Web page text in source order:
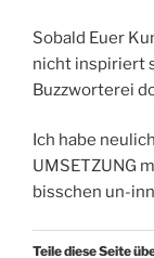
Sobald Euer
nicht inspiriert
Buzzworterei
Ich habe
UMSETZUNG
bisschen un-
Teile diese Seite